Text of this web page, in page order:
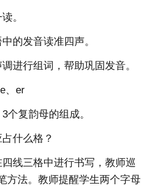
。
发音读准四声。
行组词，帮助巩固发音。
、er
复韵母的组成。
什么格？
三格中进行书写，教师巡
方法。教师提醒学生两个字母